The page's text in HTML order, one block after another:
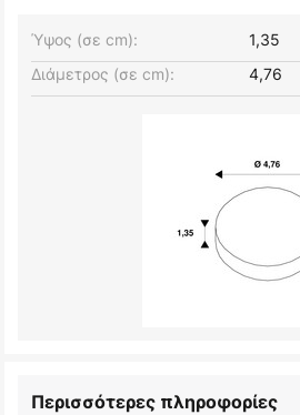
Ύψος (σε cm):
1,35
Διάμετρος (σε cm):
4,76
Περισσότερες πληροφορίες